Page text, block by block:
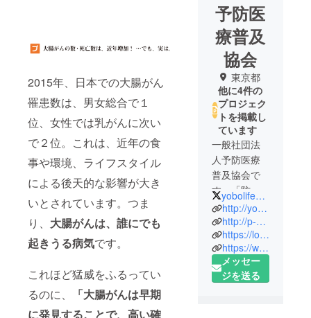
2015年、日本での大腸がん
罹患数は、男女総合で１
位、女性では乳がんに次い
で２位。これは、近年の食
事や環境、ライフスタイル
による後天的な影響が大き
いとされています。つま
り、 大腸がんは、誰にでも
起きうる病気です。
これほど猛威をふるってい
るのに、
「大腸がんは早期
に発見することで、高い確
予防医
療普及
協会
東京都
他に4件の
プロジェク
トを掲載し
ています
一般社団法
人予防医療
普及協会で
す。「防げ
る病気を防
ぐ」ための
活動を行っ
ています。
yobolife_Offi
http://yobolife.jp
http://p-project.jp
https://lounge.dmm.com/detail/1025/
https://www.facebook.com/yobolifeOfficial/
メッセー
ジを送る